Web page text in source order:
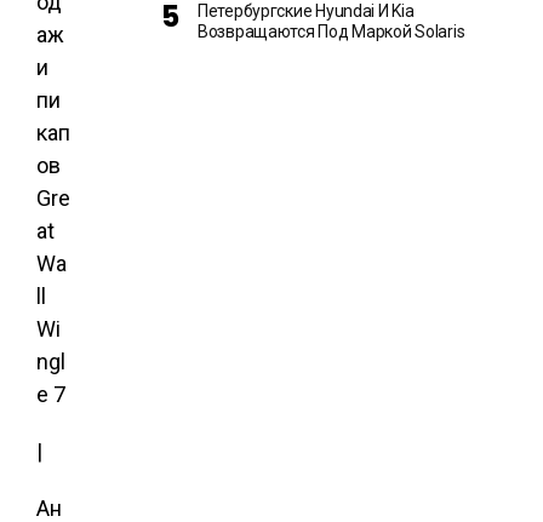
|
Ан
Петербургские Hyundai И Kia
Возвращаются Под Маркой Solaris